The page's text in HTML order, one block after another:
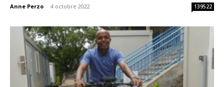
Anne Perzo - 4 octobre 2022 139522